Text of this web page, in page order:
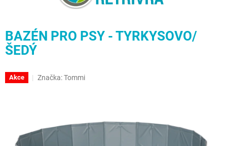
BAZÉN PRO PSY - TYRKYSOVO/
ŠEDÝ
Akce Značka:Tommi